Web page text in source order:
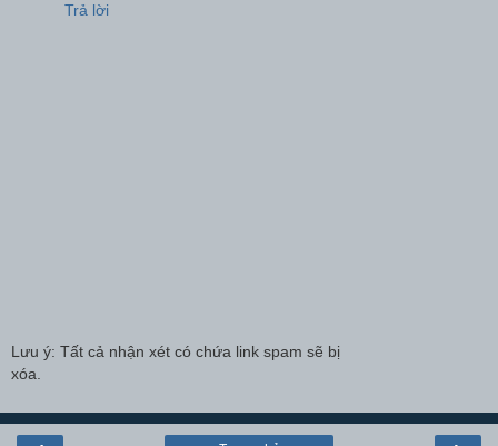
Trả lời
Lưu ý: Tất cả nhận xét có chứa link spam sẽ bị
xóa.